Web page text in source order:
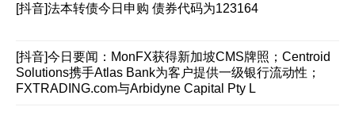
[抖音]法本转债今日申购 债券代码为123164
[抖音]今日要闻：MonFX获得新加坡CMS牌照；Centroid
Solutions携手Atlas Bank为客户提供一级银行流动性；
FXTRADING.com与Arbidyne Capital Pty L